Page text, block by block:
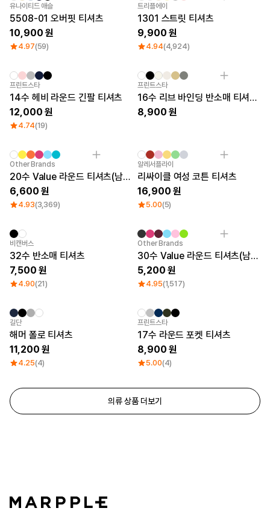
유나이티드 애슬
5508-01 오버핏 티셔츠
10,900
4.97(59)
Sale
트리플에이
1301 스트릿 티셔츠
9,900
4.94(4,924)
프린트스타
14수 헤비 라운드 긴팔 티셔츠
12,000
4.74(19)
New
프린트스타
16수 리브 바인딩 반소매 티셔츠 (빅사이즈)
8,900
Sale
Other Brands
20수 Value 라운드 티셔츠(남녀공용)
6,600
4.93(3,369)
New
알레서플라이
리싸이클 여성 코튼 티셔츠
16,900
5.00(5)
비캔버스
32수 반소매 티셔츠
7,500
4.90(21)
Other Brands
30수 Value 라운드 티셔츠(남녀공용)
5,200
4.95(1,517)
길단
해머 폴로 티셔츠
11,200
4.25(4)
프린트스타
17수 라운드 포켓 티셔츠
8,900
5.00(4)
의류 상품 더보기
판매 BEST
기본 티셔츠
스웻셔츠 & 팬츠
시스루탑 & 튜브탑